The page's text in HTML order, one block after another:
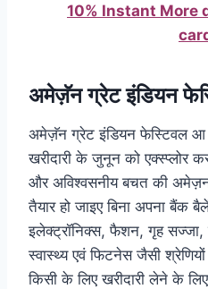
10% Instant More
अमेज़ॅन ग्रेट इंडियन
अमेज़ॅन ग्रेट इंडियन फेस्टिवल
खरीदारी के जुनून को एक्स्प्लोर
और अविश्वसनीय बचत की
तैयार हो जाइए बिना अपना बैंक
इलेक्ट्रॉनिक्स, फैशन, गृह सज्जा,
स्वास्थ्य एवं फिटनेस जैसी
किसी के लिए खरीदारी लेने के